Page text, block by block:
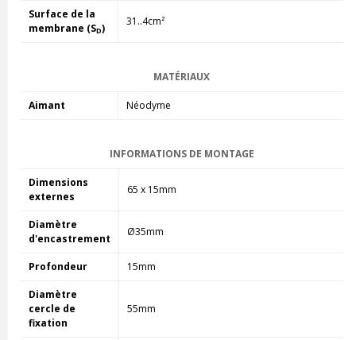
Surface de la
membrane (SD)
31..4cm²
MATÉRIAUX
Aimant Néodyme
INFORMATIONS DE MONTAGE
Dimensions
externes
65 x 15mm
Diamètre
d'encastrement
Ø35mm
Profondeur 15mm
Diamètre
cercle de
fixation
55mm